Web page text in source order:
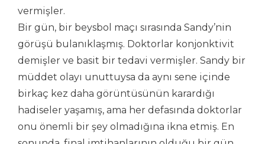
vermişler.
Bir gün, bir beysbol maçı sırasında Sandy’nin
görüşü bulanıklaşmış. Doktorlar konjonktivit
demişler ve basit bir tedavi vermişler. Sandy bir
müddet olayı unuttuysa da aynı sene içinde
birkaç kez daha görüntüsünün karardığı
hadiseler yaşamış, ama her defasında doktorlar
onu önemli bir şey olmadığına ikna etmiş. En